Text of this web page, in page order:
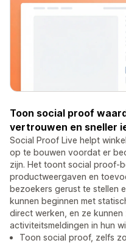
Toon social proof
vertrouwen en sneller
Social Proof Live helpt
op te bouwen voordat er
zijn. Het toont social proof-
productweergaven en
bezoekers gerust te stellen
kunnen beginnen met
direct werken, en ze
activiteitsmeldingen in hun
Toon social proof, zelfs